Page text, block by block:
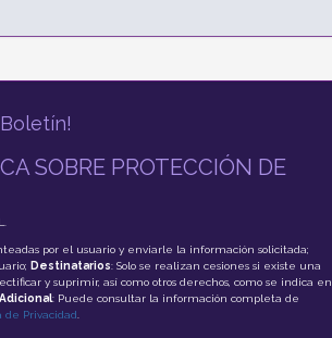
SOBRE PROTECCIÓN DE
por el usuario y enviarle la información solicitada;
Destinatarios: Solo se realizan cesiones si existe una
y suprimir, así como otros derechos, como se indica en
: Puede consultar la información completa de
de Privacidad.